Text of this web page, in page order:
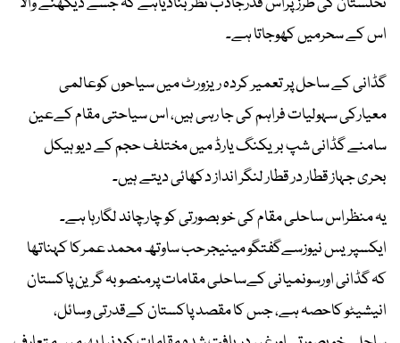
اس کے سحرمیں کھوجاتا ہے۔
گڈانی کے ساحل پر تعمیر کردہ ریزورٹ میں سیاحوں کوعالمی
معیارکی سہولیات فراہم کی جا رہی ہیں، اس سیاحتی مقام کےعین
سامنے گڈانی شپ بریکنگ یارڈ میں مختلف حجم کے دیو ہیکل
بحری جہاز قطار در قطار لنگر انداز دکھائی دیتے ہیں۔
یہ منظراس ساحلی مقام کی خوبصورتی کو چارچاند لگارہا ہے۔
ایکسپریس نیوزسےگفتگو مینیجرحب ساوتھ محمد عمرکا کہناتھا
کہ گڈانی اورسونمیانی کےساحلی مقامات پرمنصوبہ گرین پاکستان
انیشیٹو کاحصہ ہے، جس کا مقصد پاکستان کےقدرتی وسائل،